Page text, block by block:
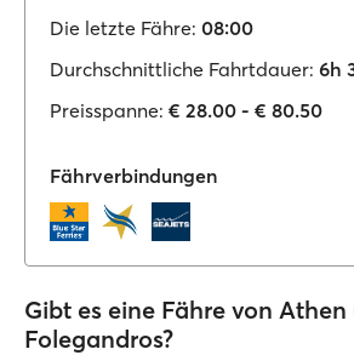
Die letzte Fähre: 08:00
Durchschnittliche Fahrtdauer: 6h
Preisspanne: € 28.00 - € 80.50
Fährverbindungen
Gibt es eine Fähre von
Folegandros?